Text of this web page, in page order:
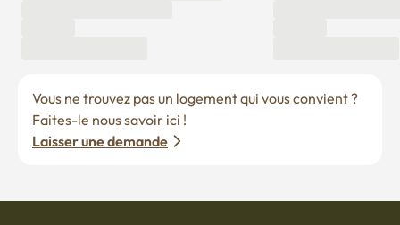
Vous ne trouvez pas un logement qui vous convient ?
Faites-le nous savoir ici !
Laisser une demande